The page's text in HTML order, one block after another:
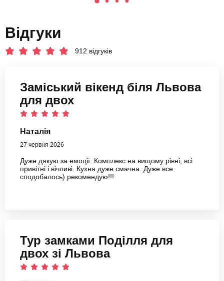
Відгуки
912 відгуків
Заміський вікенд біля Львова
для двох
Наталія
27 червня 2026
Дуже дякую за емоції. Комплекс на вищому рівні, всі
привітні і вічливі. Кухня дуже смачна. Дуже все
сподобалось) рекомендую!!!
Тур замками Поділля для
двох зі Львова